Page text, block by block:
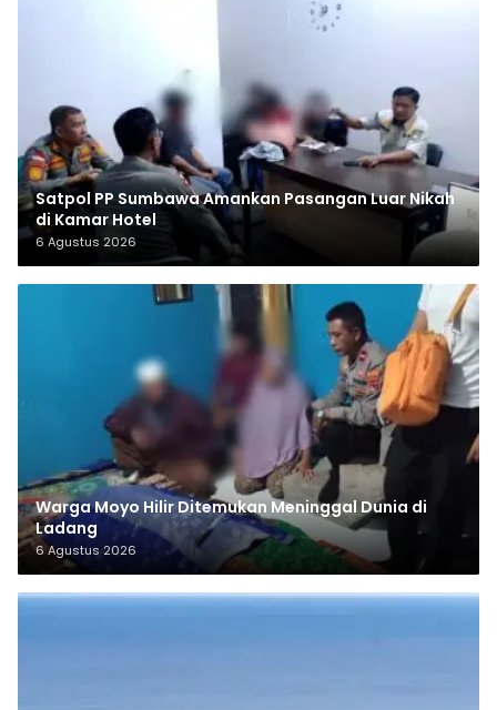
Satpol PP Sumbawa Amankan Pasangan Luar Nikah
di Kamar Hotel
6 Agustus 2026
Warga Moyo Hilir Ditemukan Meninggal Dunia di
Ladang
6 Agustus 2026